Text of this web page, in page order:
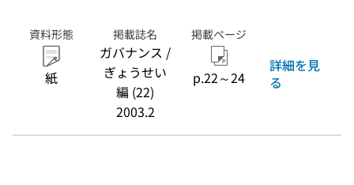
資料形態
紙
掲載誌名
ガバナンス /
ぎょうせい
編 (22)
2003.2
掲載ページ
p.22～24
詳細を見
る